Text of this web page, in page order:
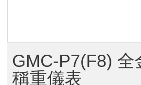
GMC-P7(F8) 全
稱重儀表